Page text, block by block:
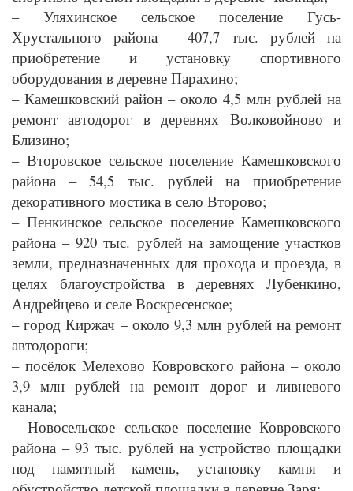
– Уляхинское сельское поселение Гусь-
Хрустального района – 407,7 тыс. рублей на
приобретение и установку спортивного
оборудования в деревне Парахино;
– Камешковский район – около 4,5 млн рублей на
ремонт автодорог в деревнях Волковойново и
Близино;
– Второвское сельское поселение Камешковского
района – 54,5 тыс. рублей на приобретение
декоративного мостика в село Второво;
– Пенкинское сельское поселение Камешковского
района – 920 тыс. рублей на замощение участков
земли, предназначенных для прохода и проезда, в
целях благоустройства в деревнях Лубенкино,
Андрейцево и селе Воскресенское;
– город Киржач – около 9,3 млн рублей на ремонт
автодороги;
– посёлок Мелехово Ковровского района – около
3,9 млн рублей на ремонт дорог и ливневого
канала;
– Новосельское сельское поселение Ковровского
района – 93 тыс. рублей на устройство площадки
под памятный камень, установку камня и